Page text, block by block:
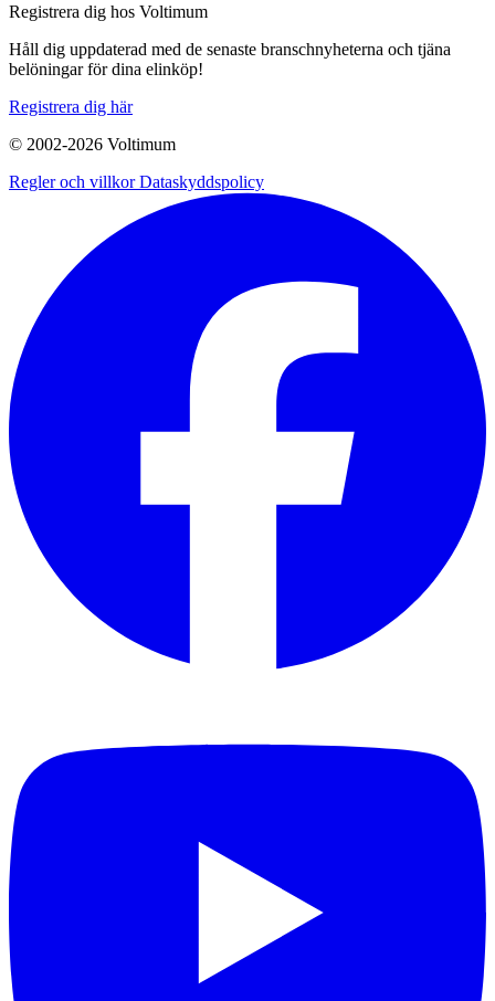
Registrera dig hos Voltimum
Håll dig uppdaterad med de senaste branschnyheterna och tjäna
belöningar för dina elinköp!
Registrera dig här
© 2002-2026 Voltimum
Regler och villkorDataskyddspolicy